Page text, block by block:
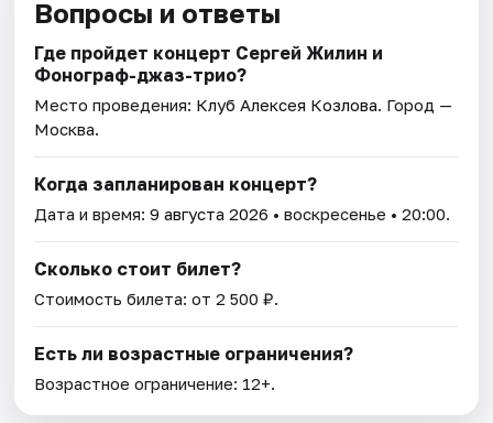
Вопросы и ответы
Где пройдет концерт Сергей Жилин и
Фонограф-джаз-трио?
Место проведения: Клуб Алексея Козлова. Город —
Москва.
Когда запланирован концерт?
Дата и время:9 августа 2026 • воскресенье • 20:00.
Сколько стоит билет?
Стоимость билета: от 2 500 ₽.
Есть ли возрастные ограничения?
Возрастное ограничение: 12+.